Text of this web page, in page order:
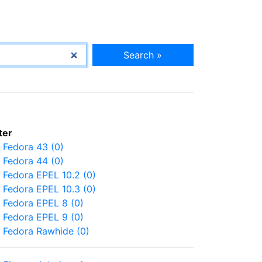
Search »
Fedora 43 (0)
Fedora 44 (0)
Fedora EPEL 10.2 (0)
Fedora EPEL 10.3 (0)
Fedora EPEL 8 (0)
Fedora EPEL 9 (0)
Fedora Rawhide (0)